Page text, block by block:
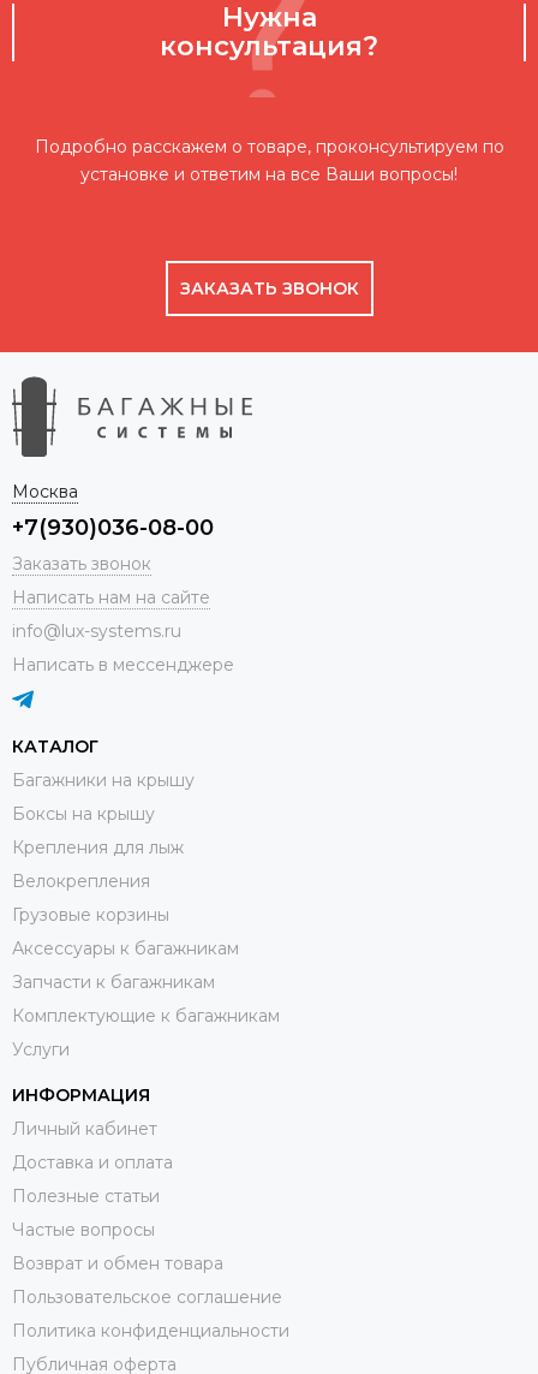
Нужна
консультация?
Подробно расскажем о товаре, проконсультируем по
установке и ответим на все Ваши вопросы!
ЗАКАЗАТЬ ЗВОНОК
Москва
+7(930)036-08-00
Заказать звонок
Написать нам на сайте
info@lux-systems.ru
Написать в мессенджере
КАТАЛОГ
Багажники на крышу
Боксы на крышу
Крепления для лыж
Велокрепления
Грузовые корзины
Аксессуары к багажникам
Запчасти к багажникам
Комплектующие к багажникам
Услуги
ИНФОРМАЦИЯ
Личный кабинет
Доставка и оплата
Полезные статьи
Частые вопросы
Возврат и обмен товара
Пользовательское соглашение
Политика конфиденциальности
Публичная оферта